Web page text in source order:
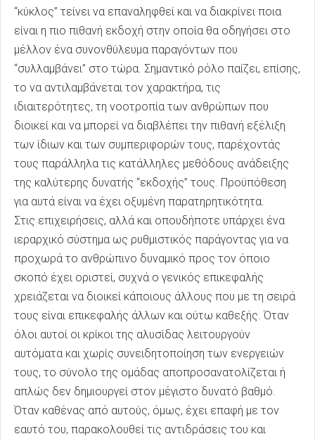
“κύκλος” τείνει να επαναληφθεί και να διακρίνει ποια
είναι η πιο πιθανή εκδοχή στην οποία θα οδηγήσει στο
μέλλον ένα συνονθύλευμα παραγόντων που
“συλλαμβάνει” στο τώρα. Σημαντικό ρόλο παίζει, επίσης,
το να αντιλαμβάνεται τον χαρακτήρα, τις
ιδιαιτερότητες, τη νοοτροπία των ανθρώπων που
διοικεί και να μπορεί να διαβλέπει την πιθανή εξέλιξη
των ίδιων και των συμπεριφορών τους, παρέχοντάς
τους παράλληλα τις κατάλληλες μεθόδους ανάδειξης
της καλύτερης δυνατής “εκδοχής” τους. Προϋπόθεση
για αυτά είναι να έχει οξυμένη παρατηρητικότητα.
Στις επιχειρήσεις, αλλά και οπουδήποτε υπάρχει ένα
ιεραρχικό σύστημα ως ρυθμιστικός παράγοντας για να
προχωρά το ανθρώπινο δυναμικό προς τον όποιο
σκοπό έχει οριστεί, συχνά ο γενικός επικεφαλής
χρειάζεται να διοικεί κάποιους άλλους που με τη σειρά
τους είναι επικεφαλής άλλων και ούτω καθεξής. Όταν
όλοι αυτοί οι κρίκοι της αλυσίδας λειτουργούν
αυτόματα και χωρίς συνειδητοποίηση των ενεργειών
τους, το σύνολο της ομάδας αποπροσανατολίζεται ή
απλώς δεν δημιουργεί στον μέγιστο δυνατό βαθμό.
Όταν καθένας από αυτούς, όμως, έχει επαφή με τον
εαυτό του, παρακολουθεί τις αντιδράσεις του και